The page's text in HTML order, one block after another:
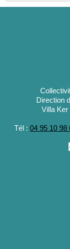
Direction
Villa Ker
Tél : 04 95 10 98